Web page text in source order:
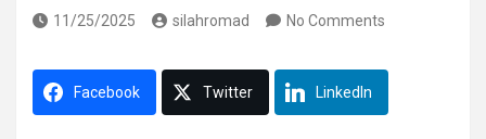
11/25/2025 silahromad No Comments
Facebook Twitter LinkedIn